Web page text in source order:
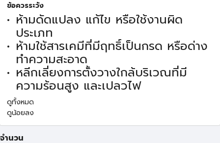
ข้อควรระวัง
ห้ามดัดแปลง แก้ไข หรือใช้งานผิด
ประเภท
ห้ามใช้สารเคมีที่มีฤทธิ์เป็นกรด หรือด่าง
ทำความสะอาด
หลีกเลี่ยงการตั้งวางใกล้บริเวณที่มี
ความร้อนสูง และเปลวไฟ
ดูทั้งหมด
ดูน้อยลง
จำนวน